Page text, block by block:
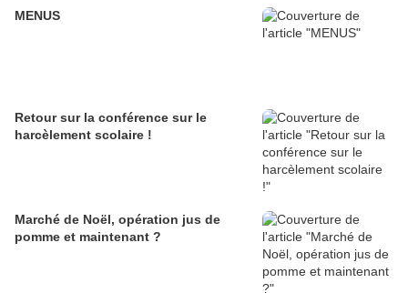
MENUS
Retour sur la conférence sur le
harcèlement scolaire !
Marché de Noël, opération jus de
pomme et maintenant ?